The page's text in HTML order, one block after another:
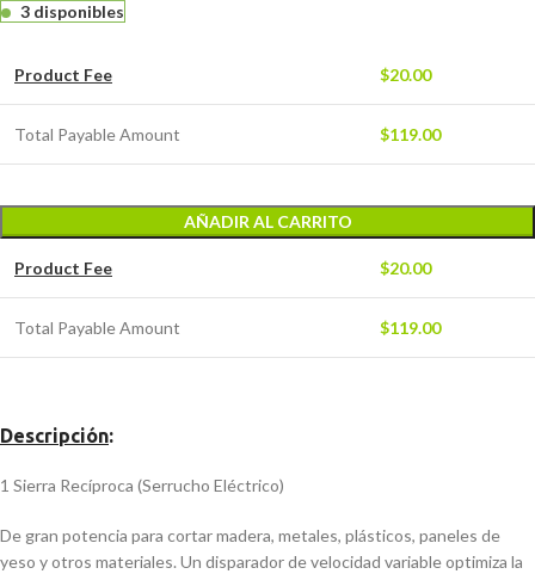
3 disponibles
Product Fee $20.00
Total Payable Amount $119.00
AÑADIR AL CARRITO
Product Fee $20.00
Total Payable Amount $119.00
Descripción:
1 Sierra Recíproca (Serrucho Eléctrico)
De gran potencia para cortar madera, metales, plásticos, paneles de
yeso y otros materiales. Un disparador de velocidad variable optimiza la